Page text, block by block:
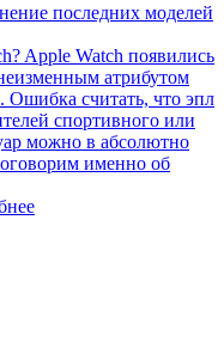
последних моделей
Apple Watch появились
атрибутом
Ошибка считать, что эпл
спортивного или
можно в абсолютно
именно об